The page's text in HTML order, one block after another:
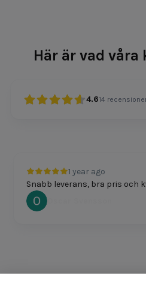
Här är vad våra
4.614
1 year ago
Snabb leverans, bra pris och
Oscar Svensson